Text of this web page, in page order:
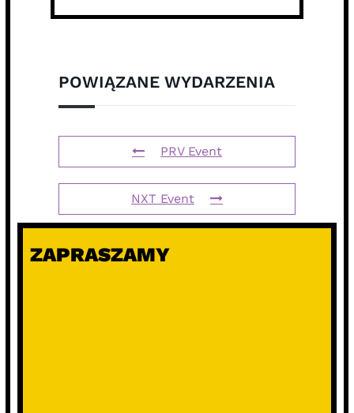
POWIĄZANE WYDARZENIA
PRV Event
NXT Event
ZAPRASZAMY